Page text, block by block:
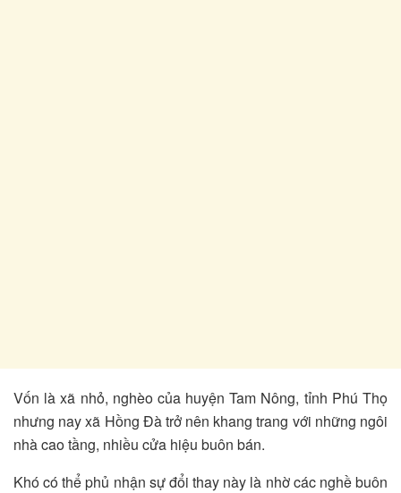
Vốn là xã nhỏ, nghèo của huyện Tam Nông, tỉnh Phú Thọ
nhưng nay xã Hồng Đà trở nên khang trang với những ngôi
nhà cao tầng, nhiều cửa hiệu buôn bán.
Khó có thể phủ nhận sự đổi thay này là nhờ các nghề buôn